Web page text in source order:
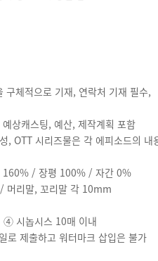
구체적으로 기재, 연락처 기재 필수,
상캐스팅, 예산, 제작계획 포함
, OTT 시리즈물은 각 에피소드의 내
/ 장평 100% / 자간 0%
리말, 꼬리말 각 10mm
시놉시스 10매 이내
로 제출하고 워터마크 삽입은 불가